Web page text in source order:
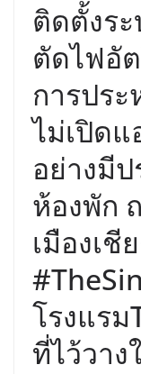
ติดตั้งร
ตัดไฟอั
การปร
ไม่เปิด
อย่างมี
ห้องพัก
เมืองเชี
โรงแรม
ที่ไว้วาง